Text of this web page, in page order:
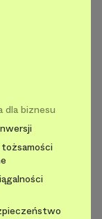
dla biznesu